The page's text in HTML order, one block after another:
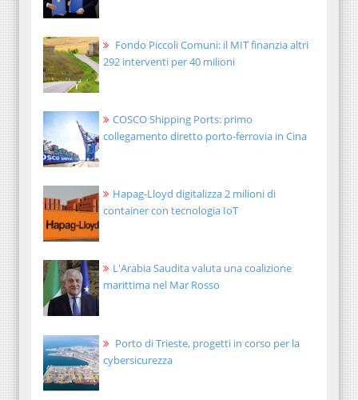
Fondo Piccoli Comuni: il MIT finanzia altri
292 interventi per 40 milioni
COSCO Shipping Ports: primo
collegamento diretto porto-ferrovia in Cina
Hapag-Lloyd digitalizza 2 milioni di
container con tecnologia IoT
L'Arabia Saudita valuta una coalizione
marittima nel Mar Rosso
Porto di Trieste, progetti in corso per la
cybersicurezza